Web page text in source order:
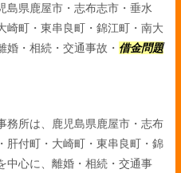
島県鹿屋市・志布志市・垂水
崎町・東串良町・錦江町・南大
婚・相続・交通事故・ 借金問題
務所は、鹿児島県鹿屋市・志布
肝付町・大崎町・東串良町・錦
中心に、離婚・相続・交通事